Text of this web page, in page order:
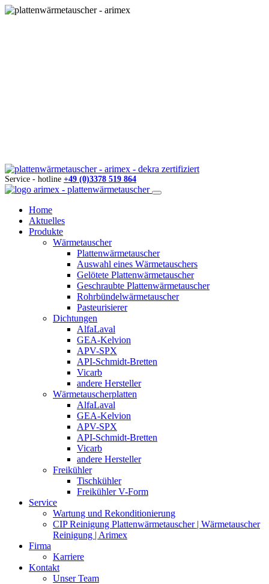
Service - hotline +49 (0)3378 519 864
Home
Aktuelles
Produkte
Wärmetauscher
Plattenwärmetauscher
Auswahl eines Wärmetauschers
Gelötete Plattenwärmetauscher
Geschraubte Plattenwärmetauscher
Rohrbündelwärmetauscher
Pasteurisierer
Dichtungen
AlfaLaval
GEA-Kelvion
APV-SPX
API-Schmidt-Bretten
Vicarb
andere Hersteller
Wärmetauscherplatten
AlfaLaval
GEA-Kelvion
APV-SPX
API-Schmidt-Bretten
Vicarb
andere Hersteller
Freikühler
Tischkühler
Freikühler V-Form
Service
Wartung und Rekonditionierung
CIP Reinigung Plattenwärmetauscher | Wärmetauscher
Reinigung | Arimex
Firma
Karriere
Kontakt
Unser Team